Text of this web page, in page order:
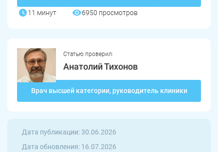
11 минут 6950 просмотров
Статью проверил:
Анатолий Тихонов
Врач высшей категории, руководитель клиники
Дата публикации: 30.06.2026
Дата обновления: 16.07.2026